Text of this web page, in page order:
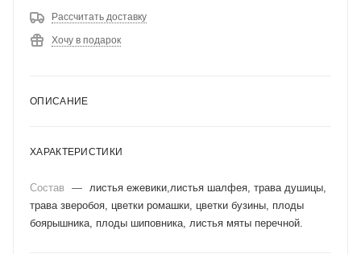
Рассчитать доставку
Хочу в подарок
ОПИСАНИЕ
ХАРАКТЕРИСТИКИ
Состав — листья ежевики,листья шалфея, трава душицы,
трава зверобоя, цветки ромашки, цветки бузины, плоды
боярышника, плоды шиповника, листья мяты перечной.